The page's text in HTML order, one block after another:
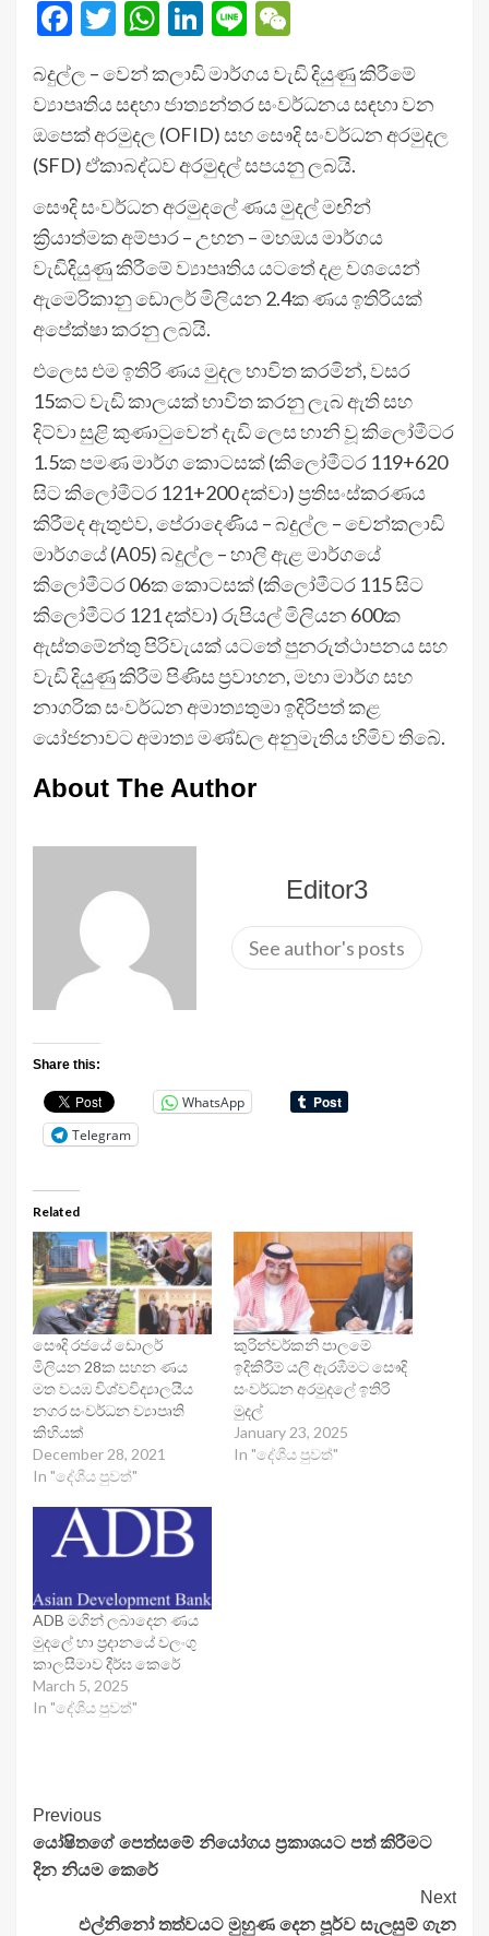
Facebook
Twitter
WhatsApp
LinkedIn
Line
බදුල්ල – වෙන් කලාඩි මාර්ගය වැඩි දියුණු කිරීමේ
ව්‍යාපෘතිය සඳහා ජාත්‍යන්තර සංවර්ධනය සඳහා වන
ඔපෙක් අරමුදල (OFID) සහ සෞදි සංවර්ධන අරමුදල
(SFD) ඒකාබද්ධව අරමුදල් සපයනු ලබයි.
සෞදි සංවර්ධන අරමුදලේ ණය මුදල් මඟින්
ක්‍රියාත්මක අම්පාර – උහන – මහඔය මාර්ගය
වැඩිදියුණු කිරීමේ ව්‍යාපෘතිය යටතේ දළ වශයෙන්
ඇමෙරිකානු ඩොලර් මිලියන 2.4ක ණය ඉතිරියක්
අපේක්ෂා කරනු ලබයි.
එලෙස එම ඉතිරි ණය මුදල භාවිත කරමින්, වසර
15කට වැඩි කාලයක් භාවිත කරනු ලැබ ඇති සහ
දිට්වා සුළි කුණාටුවෙන් දැඩි ලෙස හානි වූ කිලෝමීටර
1.5ක පමණ මාර්ග කොටසක් (කිලෝමීටර 119+620
සිට කිලෝමීටර 121+200 දක්වා) ප්‍රතිසංස්කරණය
කිරීමද ඇතුළුව, පේරාදෙණිය – බදුල්ල – චෙන්කලාඩි
මාර්ගයේ (A05) බදුල්ල – හාලි ඇළ මාර්ගයේ
කිලෝමීටර 06ක කොටසක් (කිලෝමීටර 115 සිට
කිලෝමීටර 121 දක්වා) රුපියල් මිලියන 600ක
ඇස්තමේන්තු පිරිවැයක් යටතේ පුනරුත්ථාපනය සහ
වැඩි දියුණු කිරීම පිණිස ප්‍රවාහන, මහා මාර්ග සහ
නාගරික සංවර්ධන අමාත්‍යතුමා ඉදිරිපත් කළ
යෝජනාවට අමාත්‍ය මණ්ඩල අනුමැතිය හිමිව තිබේ.
About The Author
Editor3
See author's posts
Share this:
WhatsApp
Telegram
Related
සෞදි රජයේ ඩොලර්
මිලියන 28ක සහන ණය
මත වයඹ විශ්වවිද්‍යාලයීය
නගර සංවර්ධන ව්‍යාපෘති
කිහියක්
December 28, 2021
In "දේශීය පුවත්"
කුරින්චර්කනි පාලමේ
ඉදිකිරීම් යලි ඇරඹීමට සෞදි
සංවර්ධන අරමුදලේ ඉතිරි
මුදල්
January 23, 2025
In "දේශීය පුවත්"
ADB මගින් ලබාදෙන ණය
මුදලේ හා ප්‍රදානයේ වලංගු
කාලසීමාව දීර්ඝ කෙරේ
March 5, 2025
In "දේශීය පුවත්"
Continue
Reading
Previous
යෝෂිතගේ පෙත්සමේ නියෝගය ප්‍රකාශයට පත් කිරීමට
දින නියම කෙරේ
Next
එල්නිනෝ තත්වයට මුහුණ දෙන පූර්ව සැලසුම් ගැන